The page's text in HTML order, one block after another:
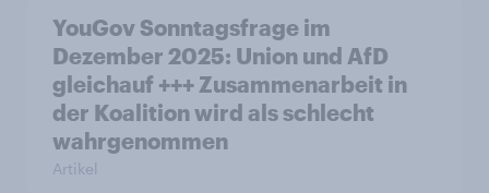
YouGov Sonntagsfrage im
Dezember 2025: Union und AfD
gleichauf +++ Zusammenarbeit in
der Koalition wird als schlecht
wahrgenommen
Artikel